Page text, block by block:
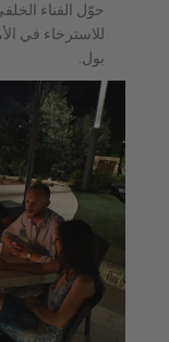
حوّل الفناء
للاسترخاء في
بول.